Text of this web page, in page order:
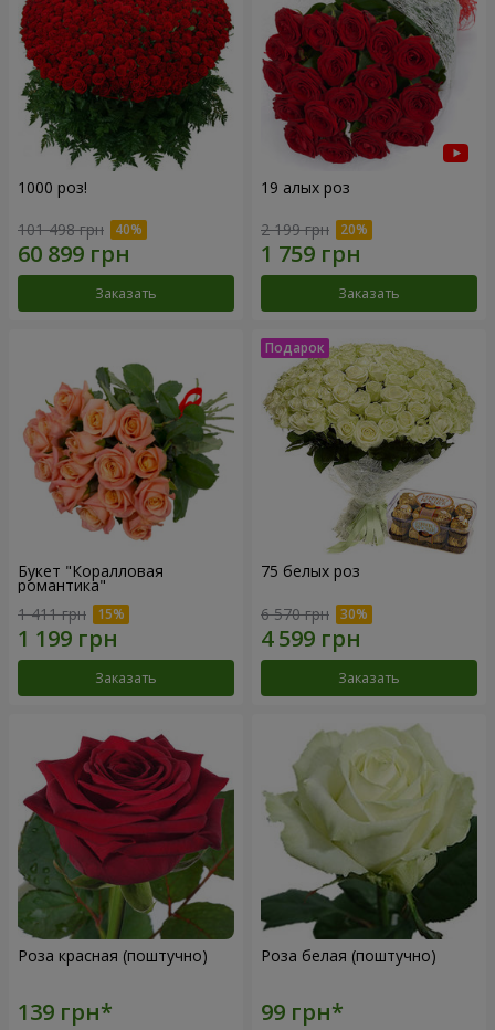
1000 роз!
101 498 грн
Заказать
19 алых роз
2 199 грн
Заказать
Букет "Коралловая
романтика"
1 411 грн
Заказать
75 белых роз
6 570 грн
Заказать
Роза красная (поштучно) Роза белая (поштучно)